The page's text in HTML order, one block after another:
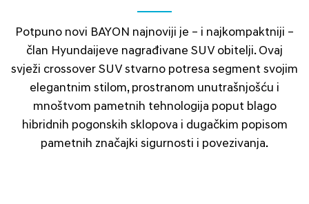
Potpuno novi BAYON najnoviji je – i najkompaktniji –
član Hyundaijeve nagrađivane SUV obitelji. Ovaj
svježi crossover SUV stvarno potresa segment svojim
elegantnim stilom, prostranom unutrašnjošću i
mnoštvom pametnih tehnologija poput blago
hibridnih pogonskih sklopova i dugačkim popisom
pametnih značajki sigurnosti i povezivanja.